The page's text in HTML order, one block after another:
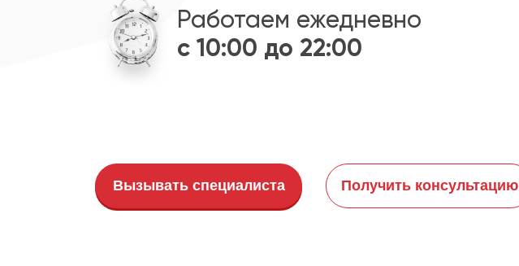
Работаем ежедневно
с 10:00 до 22:00
Вызывать специалиста Получить консультацию